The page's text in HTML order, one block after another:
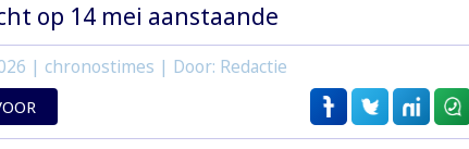
op 14 mei aanstaande
| chronostimes | Door: Redactie